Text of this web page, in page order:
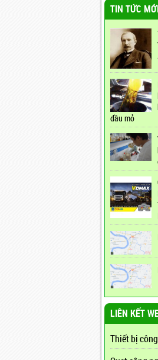
TIN TỨC
dầu mỏ
LIÊN KẾT
Thiết bị